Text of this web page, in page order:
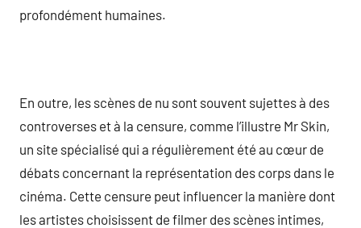
profondément humaines.
En outre, les scènes de nu sont souvent sujettes à des
controverses et à la censure, comme l’illustre Mr Skin,
un site spécialisé qui a régulièrement été au cœur de
débats concernant la représentation des corps dans le
cinéma. Cette censure peut influencer la manière dont
les artistes choisissent de filmer des scènes intimes,